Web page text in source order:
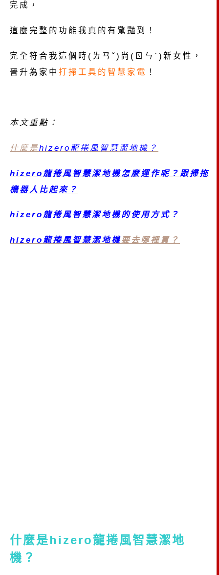
完成，
這麼完整的功能我真的有驚豔到！
完全符合我這個時(ㄌㄢˇ)尚(ㄖㄣˊ)新女性，
晉升為家中 打掃工具的智慧家電 ！
本文重點：
什麼是hizero龍捲風智慧潔地機？
hizero龍捲風智慧潔地機怎麼運作呢？跟掃拖
機器人比起來？
hizero龍捲風智慧潔地機的使用方式？
hizero龍捲風智慧潔地機要去哪裡買？
什麼是hizero龍捲風智慧潔地
機？